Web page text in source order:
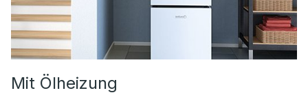
Mit Ölheizung